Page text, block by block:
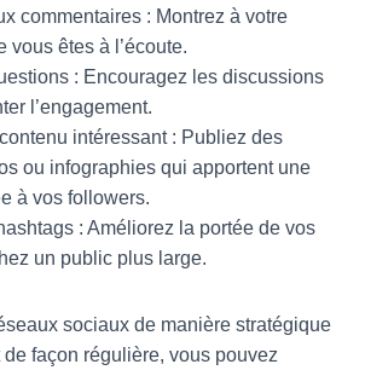
commentaires : Montrez à votre
vous êtes à l’écoute.
: Encouragez les discussions
l’engagement.
intéressant : Publiez des
ou infographies qui apportent une
à vos followers.
: Améliorez la portée de vos
un public plus large.
sociaux de manière stratégique
façon régulière, vous pouvez